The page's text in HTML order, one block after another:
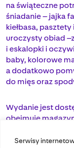
Serwisy
na świąteczne
śniadanie – jajka
kiełbasa,
uroczysty obiad
i eskalopki i
baby, kolorowe
a dodatkowo
do mięs oraz
Wydanie jest
obejmuje